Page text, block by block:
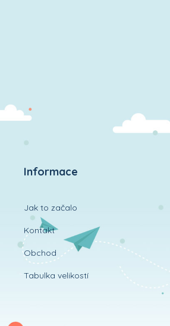
Informace
Jak to začalo
Kontakt
Obchod
Tabulka velikostí